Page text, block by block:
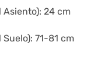
Asiento): 24 cm
71-81 cm